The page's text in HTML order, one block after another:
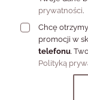
Zachęcamy do
poczuć się
prywatności.
Chcę
promocji w
telefonu.
Polityką